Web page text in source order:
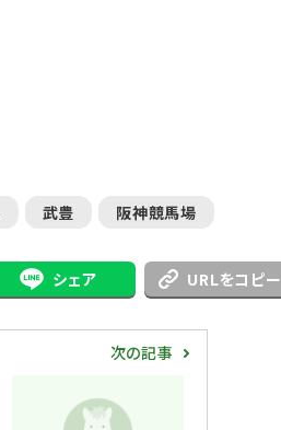
武豊 阪神競馬場
シェア URLをコピー
次の記事